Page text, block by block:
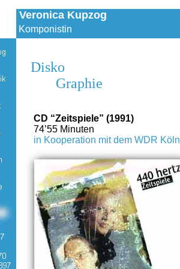
Veronica Kupzog
Komponistin
Disko
Graphie
CD “Zeitspiele” (1991)
74’55 Minuten
in Kooperation mit dem WDR Köln